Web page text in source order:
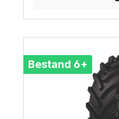
Bestand 6+